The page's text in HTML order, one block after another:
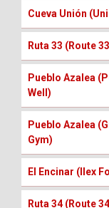
Cueva Unión
Ruta 33 (Route
Pueblo Azalea
Well)
Pueblo Azalea
Gym)
El Encinar (Ilex
Ruta 34 (Route